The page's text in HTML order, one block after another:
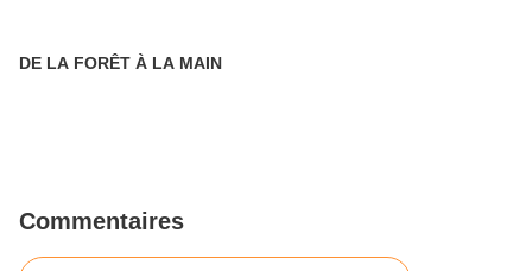
DE LA FORÊT À LA MAIN
Commentaires